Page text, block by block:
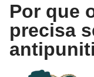
Por que
precisa